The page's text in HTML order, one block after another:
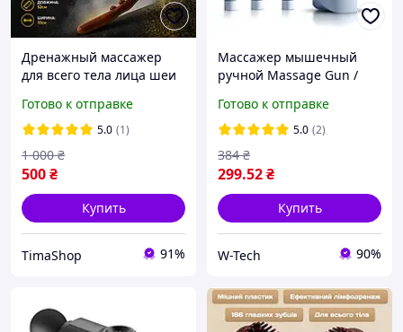
Дренажный массажер
для всего тела лица шеи
лимфодренажный
деревянный
антицеллюлитный
ручной перкуссионный
портативный
Готово к отправке
5.0 (1)
500₴
1 000 ₴
Купить
TimaShop 91%
Массажер мышечный
ручной Massage Gun /
с 4 насадками / Массажер
для тела Аккумуляторний
Готово к отправке
5.0 (2)
299.52₴
384 ₴
Купить
W-Tech 90%